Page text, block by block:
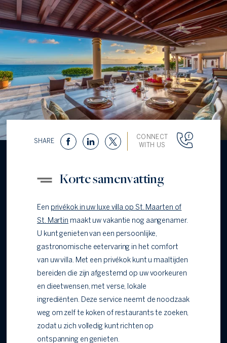
SHARE
CONNECT
WITH US
Korte samenvatting
Een privékok in uw luxe villa op St. Maarten of
St. Martin maakt uw vakantie nog aangenamer.
U kunt genieten van een persoonlijke,
gastronomische eetervaring in het comfort
van uw villa. Met een privékok kunt u maaltijden
bereiden die zijn afgestemd op uw voorkeuren
en dieetwensen, met verse, lokale
ingrediënten. Deze service neemt de noodzaak
weg om zelf te koken of restaurants te zoeken,
zodat u zich volledig kunt richten op
ontspanning en genieten.